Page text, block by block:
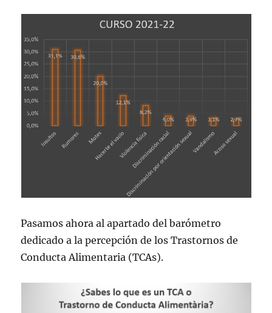
Pasamos ahora al apartado del barómetro
dedicado a la percepción de los Trastornos de
Conducta Alimentaria (TCAs).